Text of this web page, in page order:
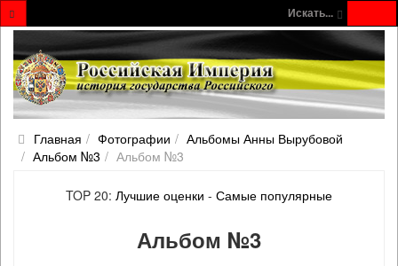
Искать...
Главная Фотографии
Альбомы Анны Вырубовой
Альбом №3
Альбом №3
TOP 20: Лучшие оценки - Самые популярные
Альбом №3